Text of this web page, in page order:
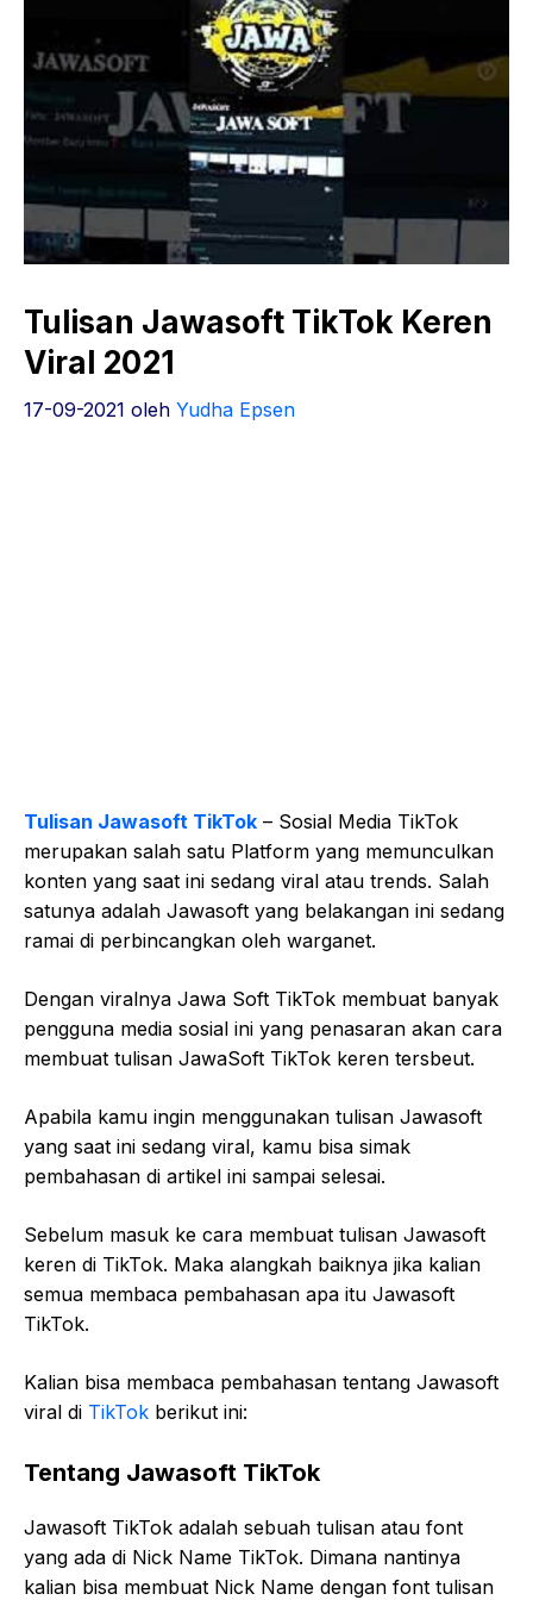
Tulisan Jawasoft TikTok Keren
Viral 2021
17-09-2021 oleh Yudha Epsen
Tulisan Jawasoft TikTok – Sosial Media TikTok
merupakan salah satu Platform yang memunculkan
konten yang saat ini sedang viral atau trends. Salah
satunya adalah Jawasoft yang belakangan ini sedang
ramai di perbincangkan oleh warganet.
Dengan viralnya Jawa Soft TikTok membuat banyak
pengguna media sosial ini yang penasaran akan cara
membuat tulisan JawaSoft TikTok keren tersbeut.
Apabila kamu ingin menggunakan tulisan Jawasoft
yang saat ini sedang viral, kamu bisa simak
pembahasan di artikel ini sampai selesai.
Sebelum masuk ke cara membuat tulisan Jawasoft
keren di TikTok. Maka alangkah baiknya jika kalian
semua membaca pembahasan apa itu Jawasoft
TikTok.
Kalian bisa membaca pembahasan tentang Jawasoft
viral di TikTok berikut ini:
Tentang Jawasoft TikTok
Jawasoft TikTok adalah sebuah tulisan atau font
yang ada di Nick Name TikTok. Dimana nantinya
kalian bisa membuat Nick Name dengan font tulisan